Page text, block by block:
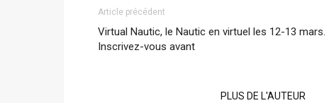
Article précédent
Virtual Nautic, le Nautic en virtuel les 12-13 mars.
Inscrivez-vous avant
PLUS DE L'AUTEUR